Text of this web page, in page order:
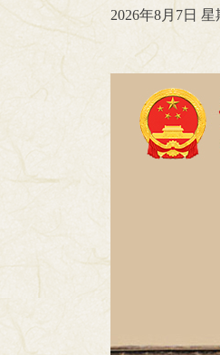
2026年8月7日 星